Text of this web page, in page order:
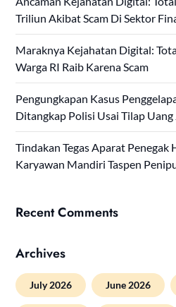
Triliun Akibat Scam Di Sektor
Maraknya Kejahatan Digital:
Warga RI Raib Karena Scam
Pengungkapan Kasus
Ditangkap Polisi Usai Tilap Uang
Tindakan Tegas Aparat
Karyawan Mandiri Taspen
Recent Comments
Archives
July 2026 June 2026